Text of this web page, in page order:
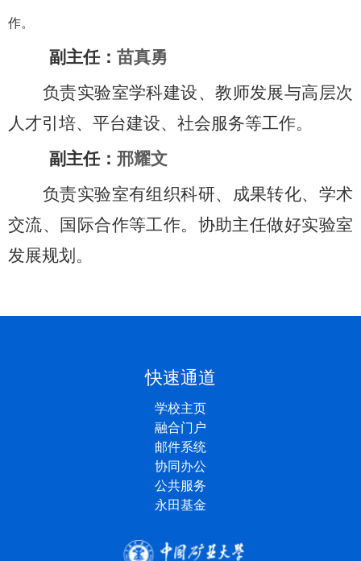
作。
副主任： 苗真勇
负责实验室学科建设、教师发展与高层次
人才引培、平台建设、社会服务等工作。
副主任： 邢耀文
负责实验室有组织科研、成果转化、学术
交流、国际合作等工作。协助主任做好实验室
发展规划。
快速通道
学校主页
融合门户
邮件系统
协同办公
公共服务
永田基金